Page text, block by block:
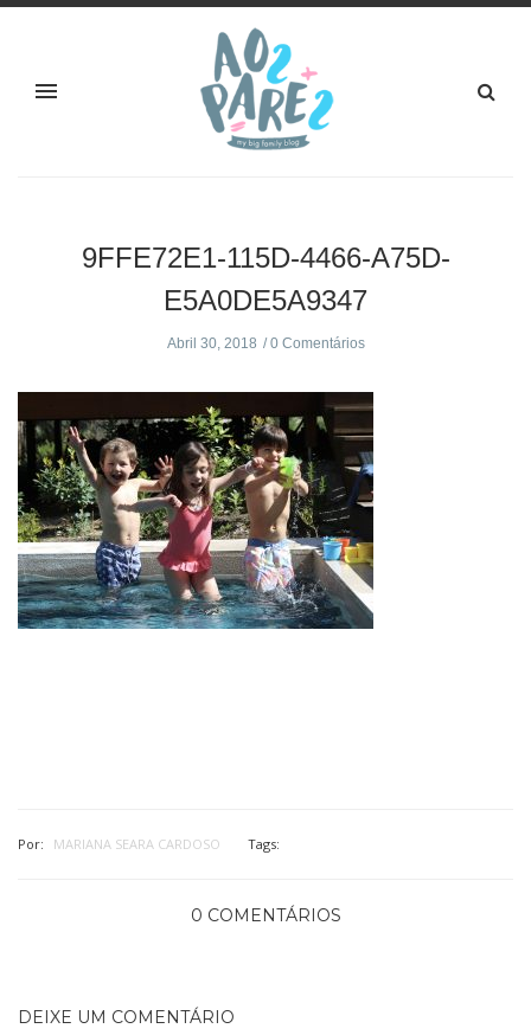
9FFE72E1-115D-4466-A75D-
E5A0DE5A9347
Abril 30, 2018 0 Comentários
Por: MARIANA SEARA CARDOSO Tags:
0 COMENTÁRIOS
DEIXE UM COMENTÁRIO